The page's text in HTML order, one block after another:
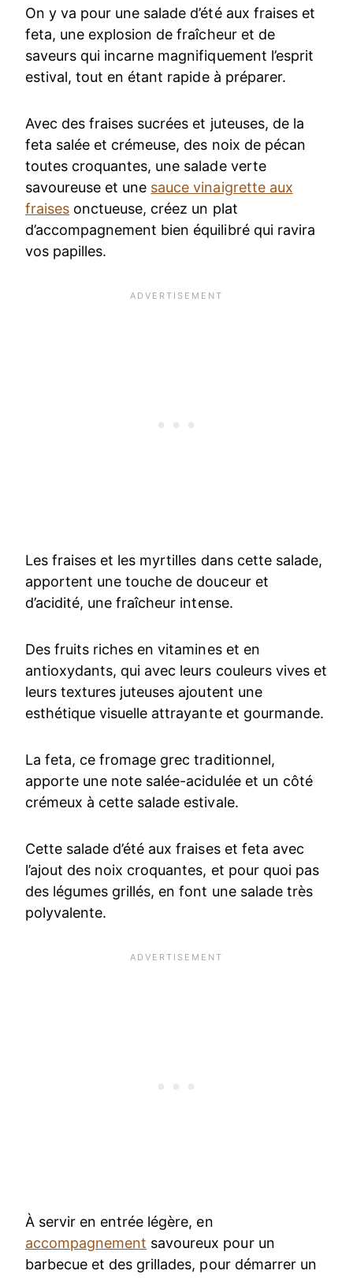
On y va pour une salade d’été aux fraises et
feta, une explosion de fraîcheur et de
saveurs qui incarne magnifiquement l’esprit
estival, tout en étant rapide à préparer.
Avec des fraises sucrées et juteuses, de la
feta salée et crémeuse, des noix de pécan
toutes croquantes, une salade verte
savoureuse et une sauce vinaigrette aux
fraises onctueuse, créez un plat
d’accompagnement bien équilibré qui ravira
vos papilles.
Les fraises et les myrtilles dans cette salade,
apportent une touche de douceur et
d’acidité, une fraîcheur intense.
Des fruits riches en vitamines et en
antioxydants, qui avec leurs couleurs vives et
leurs textures juteuses ajoutent une
esthétique visuelle attrayante et gourmande.
La feta, ce fromage grec traditionnel,
apporte une note salée-acidulée et un côté
crémeux à cette salade estivale.
Cette salade d’été aux fraises et feta avec
l’ajout des noix croquantes, et pour quoi pas
des légumes grillés, en font une salade très
polyvalente.
À servir en entrée légère, en
accompagnement savoureux pour un
barbecue et des grillades, pour démarrer un